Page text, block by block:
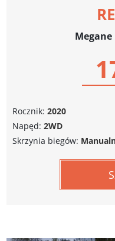
Rocznik: 2020
Napęd: 2WD
Skrzynia biegów: